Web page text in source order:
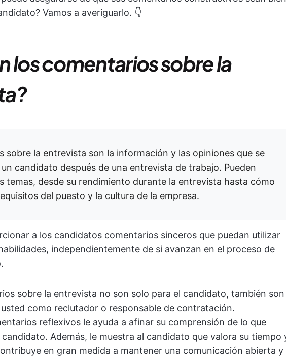
Vamos a averiguarlo. 👇
los comentarios sobre la
sobre la entrevista son la información y las opiniones que se
candidato después de una entrevista de trabajo. Pueden
temas, desde su rendimiento durante la entrevista hasta cómo
del puesto y la cultura de la empresa.
a los candidatos comentarios sinceros que puedan utilizar
independientemente de si avanzan en el proceso de
sobre la entrevista no son solo para el candidato, también son
como reclutador o responsable de contratación.
reflexivos le ayuda a afinar su comprensión de lo que
Además, le muestra al candidato que valora su tiempo
en gran medida a mantener una comunicación abierta y